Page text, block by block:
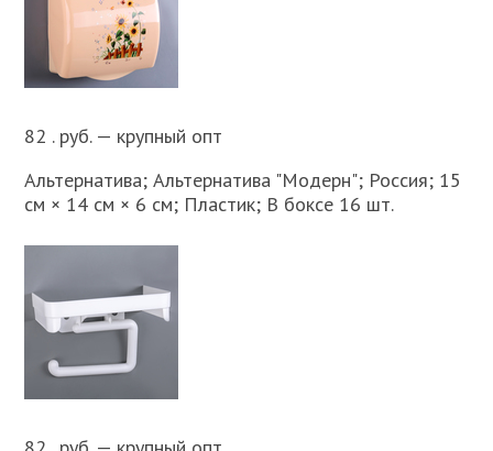
82 . руб. — крупный опт
Альтернатива; Альтернатива "Модерн"; Россия; 15
см × 14 см × 6 см; Пластик; В боксе 16 шт.